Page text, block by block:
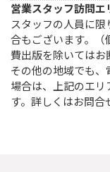
営業スタッフ訪問
スタッフの人員に
合もございます。（
費出版を除いてはお
その他の地域でも
場合は、上記のエ
す。詳しくはお問合